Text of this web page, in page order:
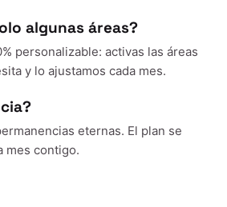
algunas áreas?
personalizable: activas las áreas
y lo ajustamos cada mes.
eternas. El plan se
mes contigo.